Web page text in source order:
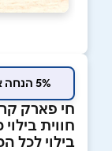
5% הנחה אוטומטית למשלמים בכרטיס המועדון
חי פארק
חווית
בילוי לכל